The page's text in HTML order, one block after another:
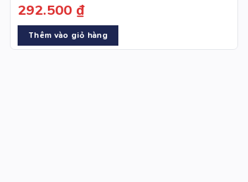
292.500 ₫
Thêm vào giỏ hàng